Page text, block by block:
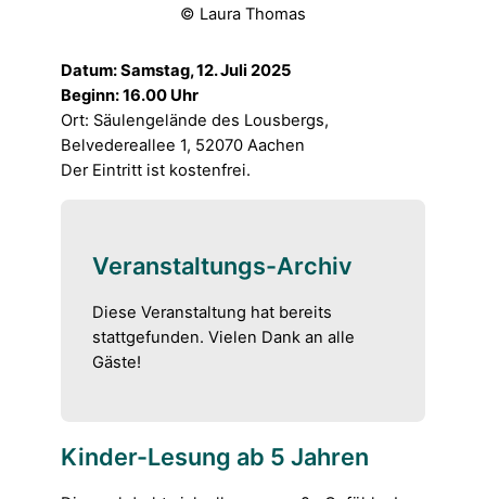
© Laura Thomas
Datum: Samstag, 12. Juli 2025
Beginn: 16.00 Uhr
Ort: Säulengelände des Lousbergs,
Belvedereallee 1, 52070 Aachen
Der Eintritt ist kostenfrei.
Veranstaltungs-Archiv
Diese Veranstaltung hat bereits
stattgefunden. Vielen Dank an alle
Gäste!
Kinder-Lesung ab 5 Jahren